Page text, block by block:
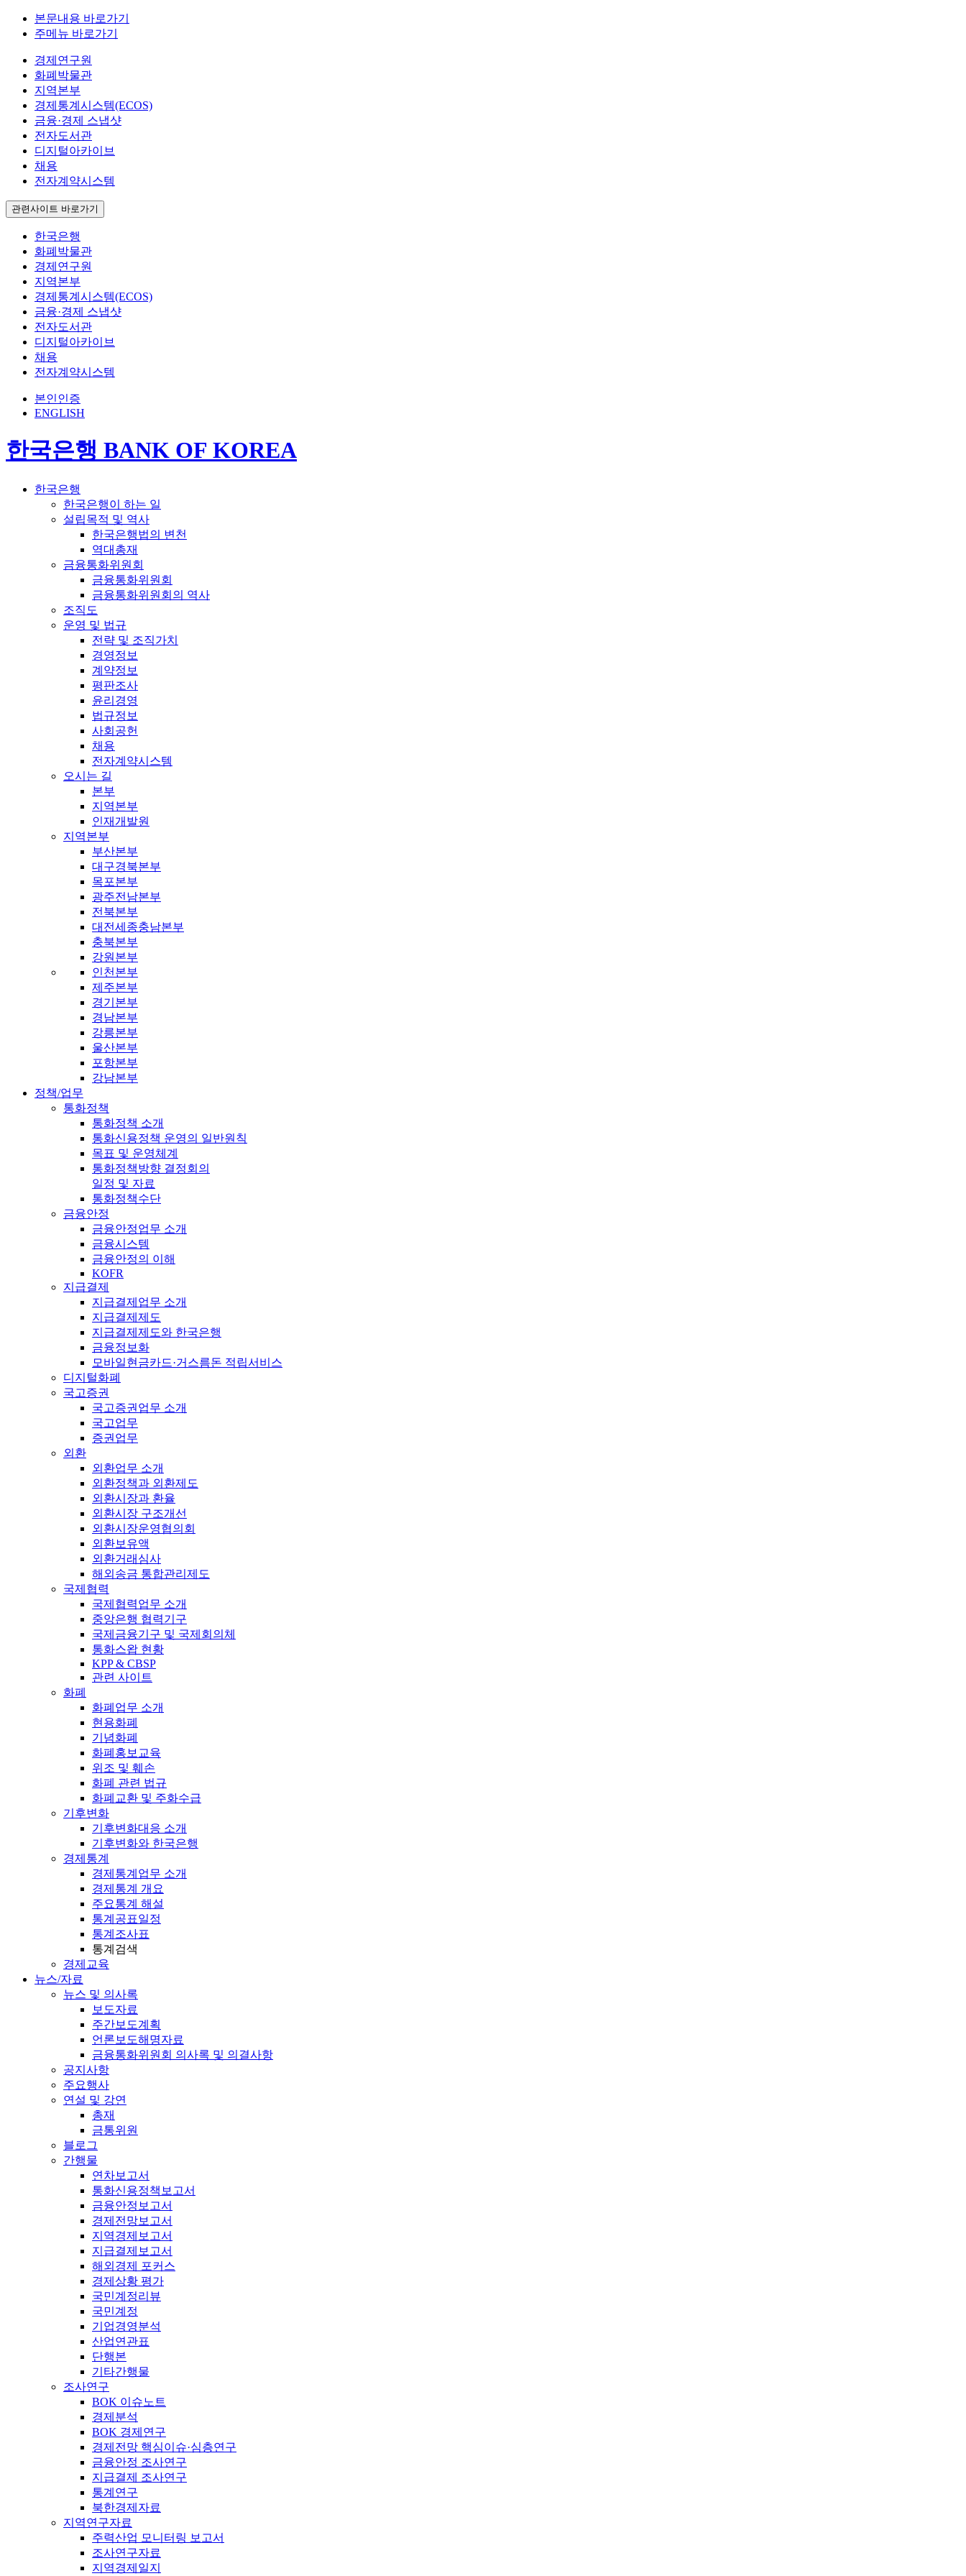
본문내용 바로가기
주메뉴 바로가기
경제연구원
화폐박물관
지역본부
경제통계시스템(ECOS)
금융·경제 스냅샷
전자도서관
디지털아카이브
채용
전자계약시스템
관련사이트 바로가기
한국은행
화폐박물관
경제연구원
지역본부
경제통계시스템(ECOS)
금융·경제 스냅샷
전자도서관
디지털아카이브
채용
전자계약시스템
본인인증
ENGLISH
한국은행 BANK OF KOREA
한국은행
한국은행이 하는 일
설립목적 및 역사
한국은행법의 변천
역대총재
금융통화위원회
금융통화위원회
금융통화위원회의 역사
조직도
운영 및 법규
전략 및 조직가치
경영정보
계약정보
평판조사
윤리경영
법규정보
사회공헌
채용
전자계약시스템
오시는 길
본부
지역본부
인재개발원
지역본부
부산본부
대구경북본부
목포본부
광주전남본부
전북본부
대전세종충남본부
충북본부
강원본부
인천본부
제주본부
경기본부
경남본부
강릉본부
울산본부
포항본부
강남본부
정책/업무
통화정책
통화정책 소개
통화신용정책 운영의 일반원칙
목표 및 운영체계
통화정책방향 결정회의
일정 및 자료
통화정책수단
금융안정
금융안정업무 소개
금융시스템
금융안정의 이해
KOFR
지급결제
지급결제업무 소개
지급결제제도
지급결제제도와 한국은행
금융정보화
모바일현금카드·거스름돈 적립서비스
디지털화폐
국고증권
국고증권업무 소개
국고업무
증권업무
외환
외환업무 소개
외환정책과 외환제도
외환시장과 환율
외환시장 구조개선
외환시장운영협의회
외환보유액
외환거래심사
해외송금 통합관리제도
국제협력
국제협력업무 소개
중앙은행 협력기구
국제금융기구 및 국제회의체
통화스왑 현황
KPP & CBSP
관련 사이트
화폐
화폐업무 소개
현용화폐
기념화폐
화폐홍보교육
위조 및 훼손
화폐 관련 법규
화폐교환 및 주화수급
기후변화
기후변화대응 소개
기후변화와 한국은행
경제통계
경제통계업무 소개
경제통계 개요
주요통계 해설
통계공표일정
통계조사표
통계검색
경제교육
뉴스/자료
뉴스 및 의사록
보도자료
주간보도계획
언론보도해명자료
금융통화위원회 의사록 및 의결사항
공지사항
주요행사
연설 및 강연
총재
금통위원
블로그
간행물
연차보고서
통화신용정책보고서
금융안정보고서
경제전망보고서
지역경제보고서
지급결제보고서
해외경제 포커스
경제상황 평가
국민계정리뷰
국민계정
기업경영분석
산업연관표
단행본
기타간행물
조사연구
BOK 이슈노트
경제분석
BOK 경제연구
경제전망 핵심이슈·심층연구
금융안정 조사연구
지급결제 조사연구
통계연구
북한경제자료
지역연구자료
주력산업 모니터링 보고서
조사연구자료
지역경제일지